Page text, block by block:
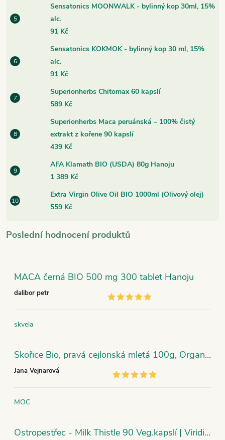
Sensatonics MOONWALK - bylinný kop 30ml, 15%
alc.
91 Kč
Sensatonics KOKMOK - bylinný kop 30 ml, 15%
alc.
91 Kč
Superionherbs Chitomax 60 kapslí
589 Kč
Superionherbs Maca peruánská – 100% čistý
extrakt z kořene 90 kapslí
439 Kč
AFA Klamath BIO (USDA) 80g Hanoju
1 389 Kč
Extra Virgin Olive Oil BIO 1000ml (Olivový olej)
559 Kč
Poslední hodnocení produktů
MACA černá BIO 500 mg 300 tablet Hanoju
dalibor petr
skvela
Skořice Bio, pravá cejlonská mletá 100g, Organic India
Jana Vejnarová
MOC
Ostropestřec - Milk Thistle 90 Veg.kapslí | Viridian